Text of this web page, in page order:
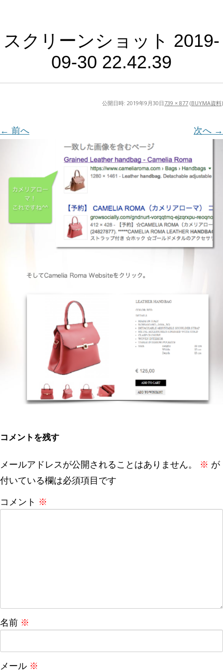
スクリーンショット 2019-
09-30 22.42.39
公開日時: 2019年9月30日739 × 877 (BUYMA資料)
← 前へ 次へ →
コメントを残す
メールアドレスが公開されることはありません。 ※ が
付いている欄は必須項目です
コメント ※
名前 ※
メール ※